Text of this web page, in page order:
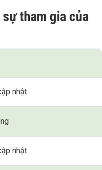
tham gia của
nhật
nhật